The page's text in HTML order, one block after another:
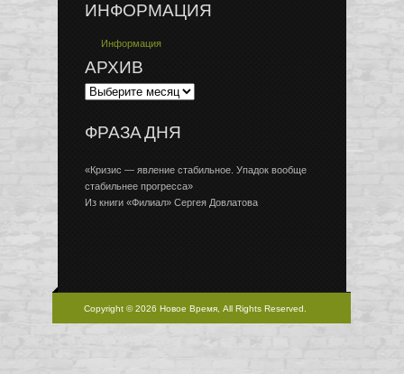
ИНФОРМАЦИЯ
Информация
АРХИВ
ФРАЗА ДНЯ
«Кризис — явление стабильное. Упадок вообще
стабильнее прогресса»
Из книги «Филиал» Сергея Довлатова
Copyright © 2026 Новое Время, All Rights Reserved.